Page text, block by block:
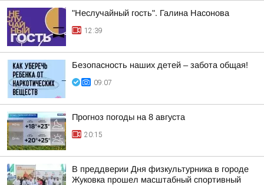
"Неслучайный гость". Галина Насонова
12:39
Безопасность наших детей – забота общая!
09:07
Прогноз погоды на 8 августа
20:15
В преддверии Дня физкультурника в городе
Жуковка прошел масштабный спортивный